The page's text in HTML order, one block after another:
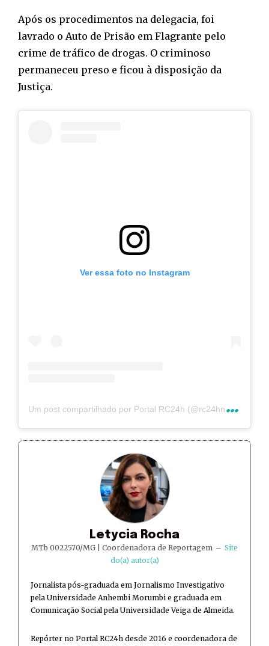
Após os procedimentos na delegacia, foi
lavrado o Auto de Prisão em Flagrante pelo
crime de tráfico de drogas. O criminoso
permaneceu preso e ficou à disposição da
Justiça.
Ver essa foto no Instagram
U
m post compartilhado por Portal RC24h (@rc24hnoticias)
Letycia Rocha
MTb 0022570/MG | Coordenadora de Reportagem – Site
do(a) autor(a)
Jornalista pós-graduada em Jornalismo Investigativo
pela Universidade Anhembi Morumbi e graduada em
Comunicação Social pela Universidade Veiga de Almeida.
Repórter no Portal RC24h desde 2016 e coordenadora de